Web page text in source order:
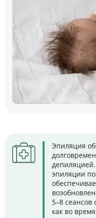
Эпиляция
эпиляции
5–8
как во